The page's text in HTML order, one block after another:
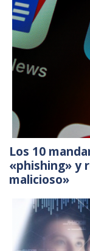
Los 10
«phishing» y
malicioso»